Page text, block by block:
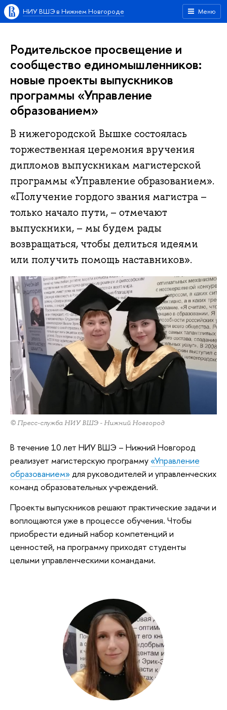
Меню
НИУ ВШЭ в Нижнем Новгороде
Родительское просвещение и
сообщество единомышленников:
новые проекты выпускников
программы «Управление
образованием»
В нижегородской Вышке состоялась
торжественная церемония вручения
дипломов выпускникам магистерской
программы «Управление образованием».
«Получение гордого звания магистра –
только начало пути, – отмечают
выпускники, – мы будем рады
возвращаться, чтобы делиться идеями
или получить помощь наставников».
© Пресс-служба НИУ ВШЭ - Нижний Новгород
В течение 10 лет НИУ ВШЭ – Нижний Новгород
реализует магистерскую программу «Управление
образованием»для руководителей и управленческих
команд образовательных учреждений.
Проекты выпускников решают практические задачи и
воплощаются уже в процессе обучения. Чтобы
приобрести единый набор компетенций и
ценностей, на программу приходят студенты
целыми управленческими командами.